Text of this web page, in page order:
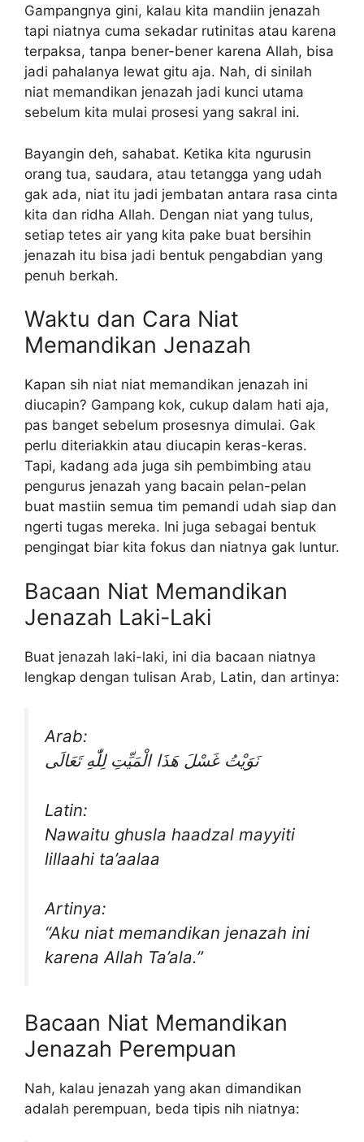
Gampangnya gini, kalau kita mandiin jenazah
tapi niatnya cuma sekadar rutinitas atau karena
terpaksa, tanpa bener-bener karena Allah, bisa
jadi pahalanya lewat gitu aja. Nah, di sinilah
niat memandikan jenazah jadi kunci utama
sebelum kita mulai prosesi yang sakral ini.
Bayangin deh, sahabat. Ketika kita ngurusin
orang tua, saudara, atau tetangga yang udah
gak ada, niat itu jadi jembatan antara rasa cinta
kita dan ridha Allah. Dengan niat yang tulus,
setiap tetes air yang kita pake buat bersihin
jenazah itu bisa jadi bentuk pengabdian yang
penuh berkah.
Waktu dan Cara Niat
Memandikan Jenazah
Kapan sih niat niat memandikan jenazah ini
diucapin? Gampang kok, cukup dalam hati aja,
pas banget sebelum prosesnya dimulai. Gak
perlu diteriakkin atau diucapin keras-keras.
Tapi, kadang ada juga sih pembimbing atau
pengurus jenazah yang bacain pelan-pelan
buat mastiin semua tim pemandi udah siap dan
ngerti tugas mereka. Ini juga sebagai bentuk
pengingat biar kita fokus dan niatnya gak luntur.
Bacaan Niat Memandikan
Jenazah Laki-Laki
Buat jenazah laki-laki, ini dia bacaan niatnya
lengkap dengan tulisan Arab, Latin, dan artinya:
Arab:
نَوَيْتُ غَسْلَ هَذَا الْمَيِّتِ لِلّٰهِ تَعَالَى
Latin:
Nawaitu ghusla haadzal mayyiti
lillaahi ta’aalaa
Artinya:
“Aku niat memandikan jenazah ini
karena Allah Ta’ala.”
Bacaan Niat Memandikan
Jenazah Perempuan
Nah, kalau jenazah yang akan dimandikan
adalah perempuan, beda tipis nih niatnya: